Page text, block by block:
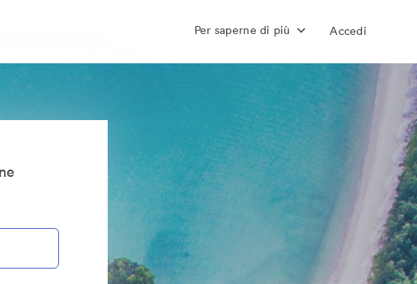
Per saperne di più Accedi